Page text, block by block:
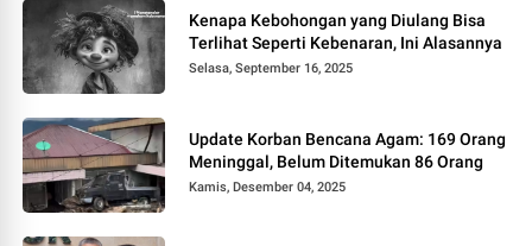
Kenapa Kebohongan yang Diulang Bisa
Terlihat Seperti Kebenaran, Ini Alasannya
Selasa, September 16, 2025
Update Korban Bencana Agam: 169 Orang
Meninggal, Belum Ditemukan 86 Orang
Kamis, Desember 04, 2025